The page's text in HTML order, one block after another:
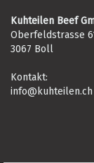
Kuhteilen Beef
Oberfeldstrasse
3067 Boll
Kontakt:
info@kuhteilen.ch